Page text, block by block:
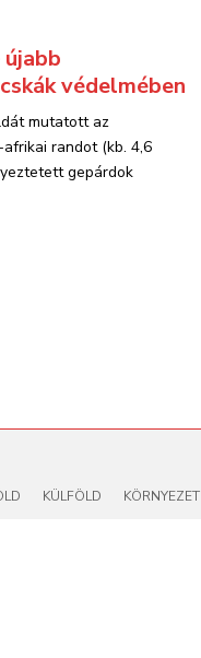
védelmében
mutatott az
randot (kb. 4,6
gepárdok
KÜLFÖLD KÖRNYEZET